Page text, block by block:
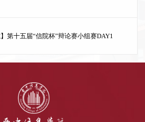
】第十五届“信院杯”辩论赛小组赛DAY1